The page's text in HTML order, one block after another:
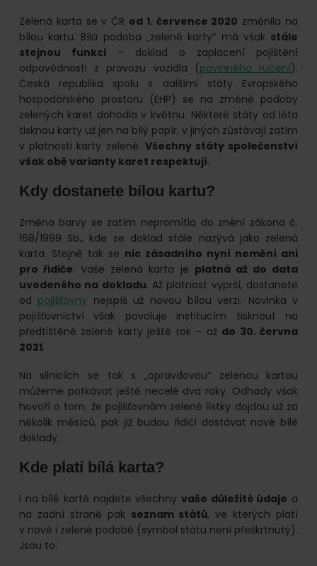
Zelená karta se v ČR od 1. července 2020 změnila na
bílou kartu. Bílá podoba „zelené karty“ má však stále
stejnou funkci – doklad o zaplacení pojištění
odpovědnosti z provozu vozidla (povinného ručení).
Česká republika spolu s dalšími státy Evropského
hospodářského prostoru (EHP) se na změně podoby
zelených karet dohodla v květnu. Některé státy od léta
tisknou karty už jen na bílý papír, v jiných zůstávají zatím
v platnosti karty zelené. Všechny státy společenství
však obě varianty karet respektují.
Kdy dostanete bílou kartu?
Změna barvy se zatím nepromítla do znění zákona č.
168/1999 Sb., kde se doklad stále nazývá jako zelená
karta. Stejně tak se nic zásadního nyní nemění ani
pro řidiče. Vaše zelená karta je platná až do data
uvedeného na dokladu. Až platnost vyprší, dostanete
od pojišťovny nejspíš už novou bílou verzi. Novinka v
pojišťovnictví však povoluje institucím tisknout na
předtištěné zelené karty ještě rok – až do 30. června
2021.
Na silnicích se tak s „opravdovou“ zelenou kartou
můžeme potkávat ještě necelé dva roky. Odhady však
hovoří o tom, že pojišťovnám zelené lístky dojdou už za
několik měsíců, pak již budou řidiči dostávat nové bílé
doklady.
Kde platí bílá karta?
I na bílé kartě najdete všechnyvaše důležité údaje a
na zadní straně pak seznam států, ve kterých platí
v nové i zelené podobě (symbol státu není přeškrtnutý).
Jsou to: